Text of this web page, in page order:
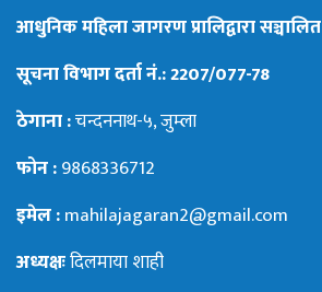
आधुनिक महिला जागरण प्रालिद्वारा सञ्चालित
सूचना विभाग दर्ता नं.: 2207/077-78
ठेगाना :चन्दननाथ-५, जुम्ला
फोन :9868336712
इमेल :mahilajagaran2@gmail.com
अध्यक्षःदिलमाया शाही